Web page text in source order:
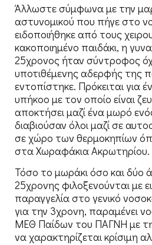
Άλλωστε σύμφωνα με την
αστυνομικού που πήγε στο
ειδοποιήθηκε από τους
κακοποιημένο παιδάκι, η
25χρονος ήταν σύντροφος
υποτιθέμενης αδερφής της
εντοπίστηκε. Πρόκειται για
υπήκοο με τον οποίο είναι
αποκτήσει μαζί ένα μωρό
διαβιούσαν όλοι μαζί σε
σε χώρο των θερμοκηπίων
στα Χωραφάκια Ακρωτηρίου.
Τόσο το μωράκι όσο και δύο
25χρονης φιλοξενούνται με
παραγγελία στο γενικό
για την 3χρονη, παραμένει
ΜΕΘ Παίδων του ΠΑΓΝΗ με
να χαρακτηρίζεται κρίσιμη